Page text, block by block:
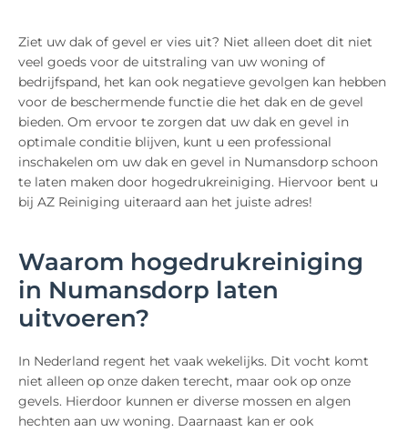
Ziet uw dak of gevel er vies uit? Niet alleen doet dit niet
veel goeds voor de uitstraling van uw woning of
bedrijfspand, het kan ook negatieve gevolgen kan hebben
voor de beschermende functie die het dak en de gevel
bieden. Om ervoor te zorgen dat uw dak en gevel in
optimale conditie blijven, kunt u een professional
inschakelen om uw dak en gevel in Numansdorp schoon
te laten maken door hogedrukreiniging. Hiervoor bent u
bij AZ Reiniging uiteraard aan het juiste adres!
Waarom hogedrukreiniging
in Numansdorp laten
uitvoeren?
In Nederland regent het vaak wekelijks. Dit vocht komt
niet alleen op onze daken terecht, maar ook op onze
gevels. Hierdoor kunnen er diverse mossen en algen
hechten aan uw woning. Daarnaast kan er ook